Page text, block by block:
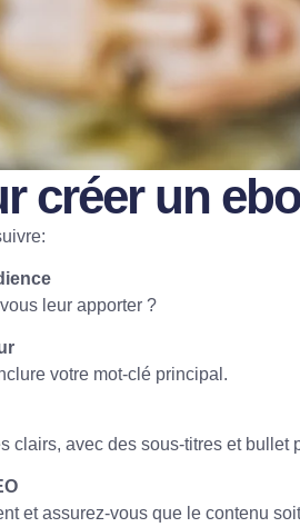
créer un
leur apporter ?
votre mot-clé principal.
clairs, avec des sous-titres et bullet
et assurez-vous que le contenu